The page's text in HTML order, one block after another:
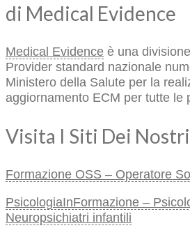
di Medical Evidence
Medical Evidence è una
Provider standard nazionale
Ministero della Salute per la
aggiornamento ECM per tutte le
Visita I Siti Dei
Formazione OSS – Operatore
PsicologiaInFormazione –
Neuropsichiatri infantili